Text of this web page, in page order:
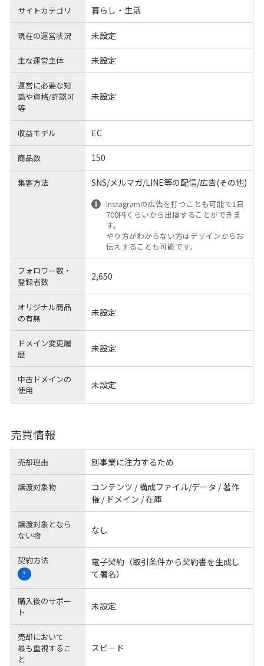
サイトカテゴリ 暮らし・生活
現在の運営状況 未設定
主な運営主体 未設定
運営に必要な知
識や資格/許認可
等
未設定
収益モデル EC
商品数 150
集客方法 SNS/メルマガ/LINE等の配信/広告(その他)
Instagramの広告を打つことも可能で1日
700円くらいから出稿することができま
す。
やり方がわからない方はデザインからお
伝えすることも可能です。
フォロワー数・
登録者数
2,650
オリジナル商品
の有無
未設定
ドメイン変更履
歴
未設定
中古ドメインの
使用
未設定
売買情報
売却理由 別事業に注力するため
譲渡対象物
コンテンツ / 構成ファイル/データ / 著作
権 / ドメイン / 在庫
譲渡対象となら
ない物
なし
契約方法
?
電子契約（取引条件から契約書を生成し
て署名）
購入後のサポー
ト
未設定
売却において
最も重視するこ
と
スピード